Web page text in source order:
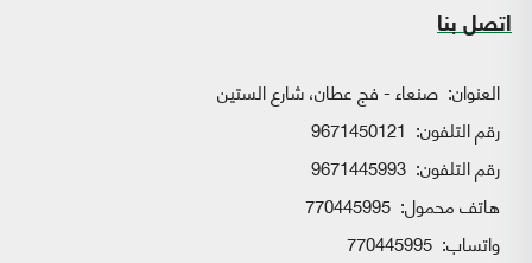
اتصل بنا
العنوان: صنعاء - فج عطان، شارع الستين
رقم التلفون: 9671450121
رقم التلفون: 9671445993
هاتف محمول: 770445995
واتساب: